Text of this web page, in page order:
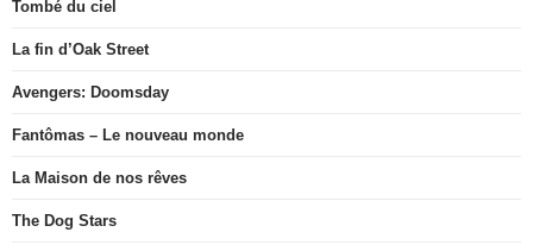
Tombé du ciel
La fin d’Oak Street
Avengers: Doomsday
Fantômas – Le nouveau monde
La Maison de nos rêves
The Dog Stars